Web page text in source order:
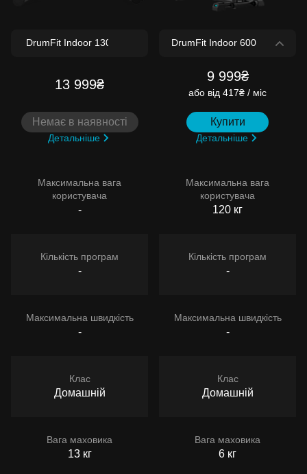
13 999₴
Немає в наявності
Детальніше
Максимальна вага
користувача
-
Кількість програм
-
Максимальна швидкість
-
Клас
Домашній
Вага маховика
13 кг
9 999₴
або від 417₴ / міс
Купити
Детальніше
Максимальна вага
користувача
120 кг
Кількість програм
-
Максимальна швидкість
-
Клас
Домашній
Вага маховика
6 кг